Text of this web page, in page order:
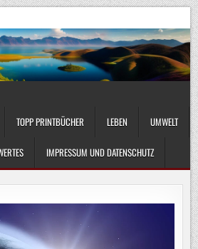
TOPP PRINTBÜCHER LEBEN UMWELT
IMPRESSUM UND DATENSCHUTZ